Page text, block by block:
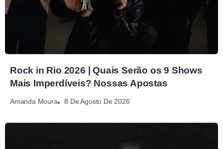
Rock in Rio 2026 | Quais Serão os 9 Shows
Mais Imperdíveis? Nossas Apostas
Amanda Moura 8 De Agosto De 2026